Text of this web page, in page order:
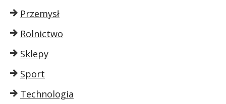
Przemysł
Rolnictwo
Sklepy
Sport
Technologia